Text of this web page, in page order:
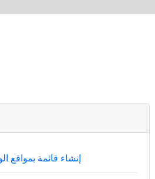
إنشاء قائمة بمواقع